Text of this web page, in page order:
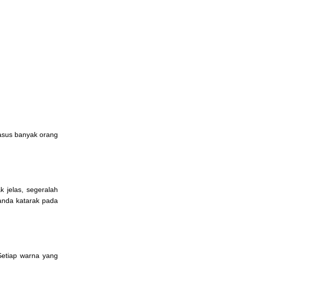
banyak orang
jelas, segeralah
katarak pada
warna yang